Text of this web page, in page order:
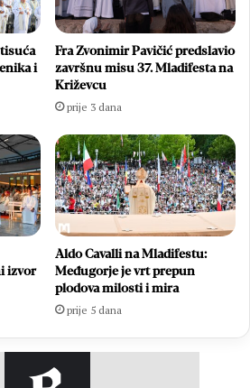
i
Fra Zvonimir Pavičić predslavio
završnu misu 37. Mladifesta na
Križevcu
prije 3 dana
izvor
Aldo Cavalli na Mladifestu:
Međugorje je vrt prepun
plodova milosti i mira
prije 5 dana